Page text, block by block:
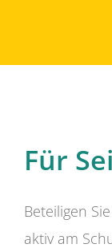
Für
Beteiligen
aktiv am